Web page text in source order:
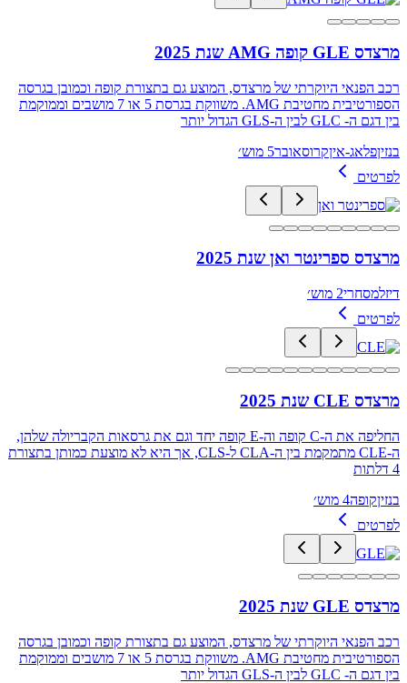
מרצדס GLE קופה AMG שנת 2025
רכב הפנאי היוקרתי של מרצדס, המוצע גם בתצורת קופה וכמובן בגרסה
הספורטיבית מחטיבת AMG. משווקת בגרסת 5 או 7 מושבים וממוקמת
בין דגם ה- GLC לבין ה-GLS הגדול יותר
בנזיןפלאג-איןקרוסאובר5 מוש׳
לפרטים
מרצדס ספרינטר ואן שנת 2025
דיזלמסחרי2 מוש׳
לפרטים
מרצדס CLE שנת 2025
החליפה את ה-C קופה וה-E קופה יחד וגם את גרסאות הקבריולה שלהן,
ה-CLE מתמקמת בין ה-CLA ל-CLS, אך היא לא מוצעת כמותן בתצורת
4 דלתות
בנזיןקופה4 מוש׳
לפרטים
מרצדס GLE שנת 2025
רכב הפנאי היוקרתי של מרצדס, המוצע גם בתצורת קופה וכמובן בגרסה
הספורטיבית מחטיבת AMG. משווקת בגרסת 5 או 7 מושבים וממוקמת
בין דגם ה- GLC לבין ה-GLS הגדול יותר